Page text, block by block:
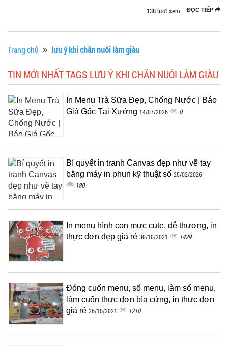
ĐỌC TIẾP
138 lượt xem
Trang chủ lưu ý khi chăn nuôi làm giàu
TIN MỚI NHẤT TAGS LƯU Ý KHI CHĂN NUÔI LÀM GIÀU
In Menu Trà Sữa Đẹp, Chống Nước | Báo
Giá Gốc Tại Xưởng 14/07/2026 0
Bí quyết in tranh Canvas đẹp như vẽ tay
bằng máy in phun kỹ thuật số 25/02/2026
180
In menu hình con mực cute, dễ thương, in
thực đơn đẹp giá rẻ 30/10/2021 1429
Đóng cuốn menu, sổ menu, làm sổ menu,
làm cuốn thực đơn bìa cứng, in thực đơn
giá rẻ 26/10/2021 1210